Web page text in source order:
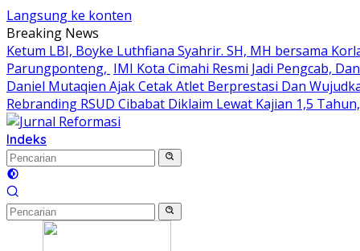
Langsung ke konten
Breaking News
Ketum LBI, Boyke Luthfiana Syahrir. SH, MH bersama
Parungponteng, IMI Kota Cimahi Resmi Jadi Pengcab,
Daniel Mutaqien Ajak Cetak Atlet Berprestasi Dan
Rebranding RSUD Cibabat Diklaim Lewat Kajian 1,5
Indeks